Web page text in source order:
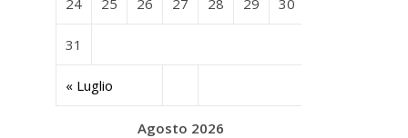
Agosto 2026
« Luglio
31